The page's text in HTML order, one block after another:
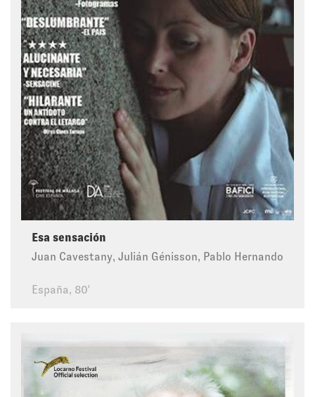
Esa sensación
Juan Cavestany, Julián Génisson, Pablo Hernando
España, 80'